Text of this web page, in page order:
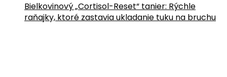
Bielkovinový „Cortisol-Reset“ tanier: Rýchle
raňajky, ktoré zastavia ukladanie tuku na bruchu